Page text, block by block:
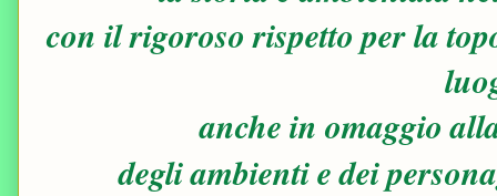
con il rigoroso rispetto per la
anche in omaggio
degli ambienti e dei